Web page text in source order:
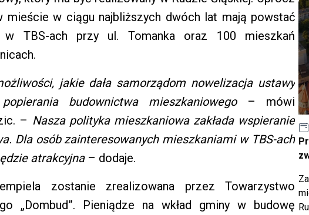
mieście w ciągu najbliższych dwóch lat mają powstać
TBS-ach przy ul. Tomanka oraz 100 mieszkań
jakie dała samorządom nowelizacja ustawy
budownictwa mieszkaniowego– mówi
– Nasza polityka mieszkaniowa zakłada wspieranie
Dla osób zainteresowanych mieszkaniami w TBS-ach
atrakcyjna– dodaje.
zostanie zrealizowana przez Towarzystwo
„Dombud”. Pieniądze na wkład gminy w budowę